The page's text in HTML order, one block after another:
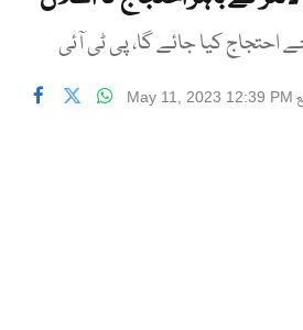
May 11, 2023 12:39 PM